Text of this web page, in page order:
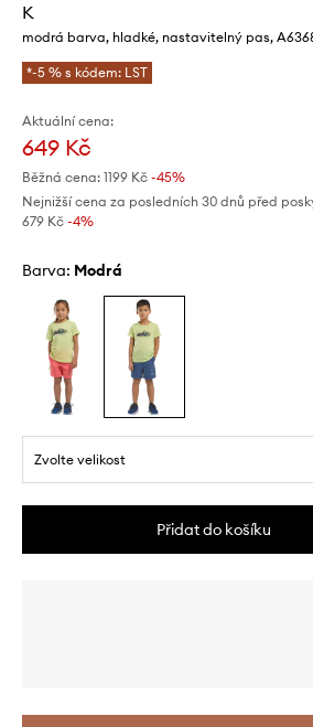
K
modrá barva, hladké, nastavitelný pas,
*-5 % s kódem: LST
Aktuální cena:
649 Kč
Běžná cena: 1199 Kč -45%
Nejnižší cena za posledních 30 dnů před
679 Kč -4%
Barva: modrá
Zvolte velikost
Přidat do košíku